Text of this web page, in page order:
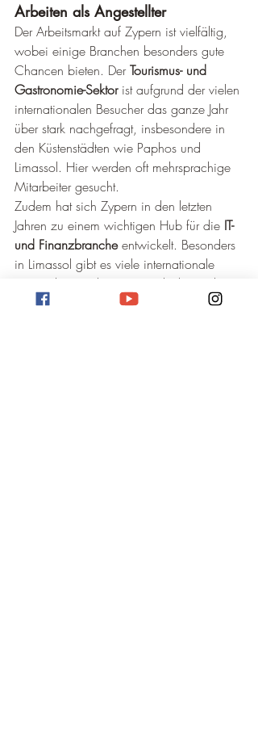
Arbeiten als Angestellter
Der Arbeitsmarkt auf Zypern ist vielfältig,
wobei einige Branchen besonders gute
Chancen bieten. Der Tourismus- und
Gastronomie-Sektor ist aufgrund der vielen
internationalen Besucher das ganze Jahr
über stark nachgefragt, insbesondere in
den Küstenstädten wie Paphos und
Limassol. Hier werden oft mehrsprachige
Mitarbeiter gesucht.
Zudem hat sich Zypern in den letzten
Jahren zu einem wichtigen Hub für die IT-
und Finanzbranche entwickelt. Besonders
in Limassol gibt es viele internationale
Unternehmen, die im Bereich des Online-
Handels (Forex), iGaming,